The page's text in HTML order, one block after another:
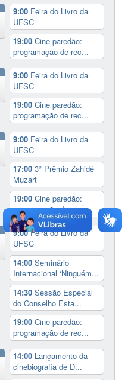
9:00 Feira do Livro da
UFSC
19:00Cine paredão:
programação de rec...
9:00 Feira do Livro da
UFSC
19:00Cine paredão:
programação de rec...
9:00 Feira do Livro da
UFSC
17:003º Prêmio Zahidé
Muzart
19:00Cine paredão:
programação de rec...
9:00Feira do Livro da
UFSC
14:00Seminário
Internacional ‘Ninguém...
14:30Sessão Especial
do Conselho Esta...
19:00Cine paredão:
programação de rec...
14:00 Lançamento da
cinebiografia de D...